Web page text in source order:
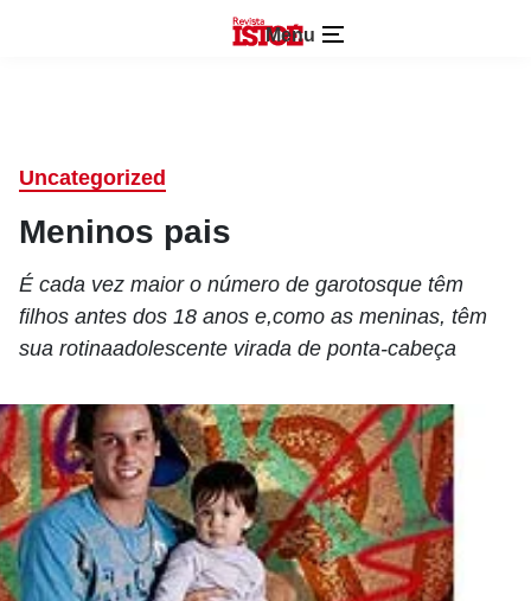
Menu
Uncategorized
Meninos pais
É cada vez maior o número de garotosque têm
filhos antes dos 18 anos e,como as meninas, têm
sua rotinaadolescente virada de ponta-cabeça